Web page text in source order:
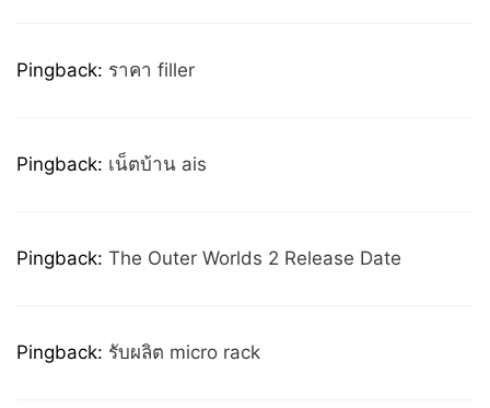
Pingback: ราคา filler
Pingback: เน็ตบ้าน ais
Pingback: The Outer Worlds 2 Release Date
Pingback: รับผลิต micro rack